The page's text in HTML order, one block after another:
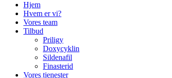
Hjem
Hvem er vi?
Vores team
Tilbud
Priligy
Doxycyklin
Sildenafil
Finasterid
Vores tjenester